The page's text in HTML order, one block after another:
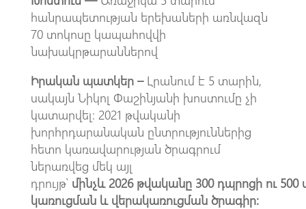
հանրապետության երեխաների առնվազն
70 տոկոսը կապահովվի
նախակրթարաններով
Իրական պատկեր –Լրանում է 5 տարին,
սակայն Նիկոլ Փաշինյանի խոստումը չի
կատարվել։ 2021 թվականի
խորհրդարանական ընտրություններից
հետո կառավարության ծրագրում
ներառվեց մեկ այլ
դրույթ՝ մինչև 2026 թվականը 300 դպրոցի ու
կառուցման և վերակառուցման ծրագիր։